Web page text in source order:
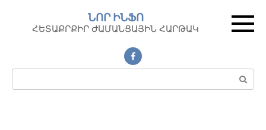
контенту
ՆՈՐ ԻՆՖՈ
ՀԵՏԱՔՐՔԻՐ ԺԱՄԱՆՑԱՅԻՆ ՀԱՐԹԱԿ
Поиск: